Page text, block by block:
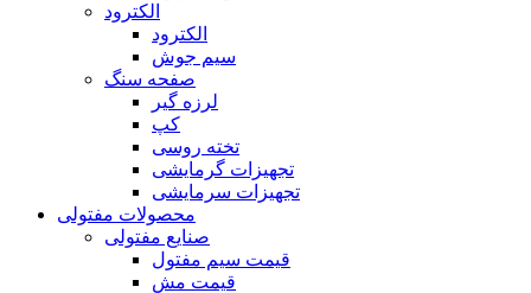
الکترود
الکترود
سیم جوش
صفحه سنگ
لرزه گیر
کپ
تخته روسی
تجهیزات گرمایشی
تجهیزات سرمایشی
محصولات مفتولی
صنایع مفتولی
قیمت سیم مفتول
قیمت مش